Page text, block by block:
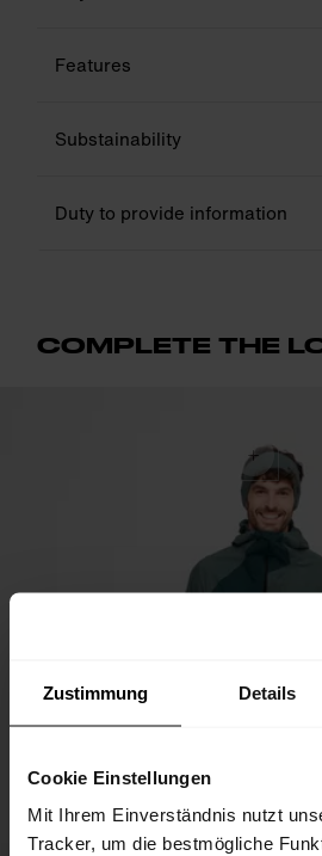
Zustimmung Details
Cookie Einstellungen
Mit Ihrem Einverständnis nutzt
Tracker, um die bestmögliche
Features
Substainability
Duty to provide information
COMPLETE THE